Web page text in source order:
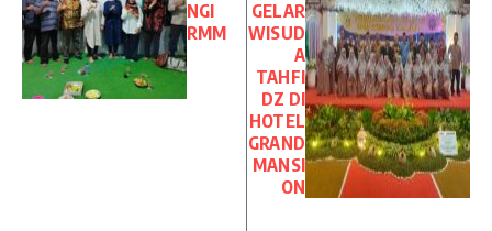
NGI
RMM
GELAR
WISUD
A
TAHFI
DZ DI
HOTEL
GRAND
MANSI
ON